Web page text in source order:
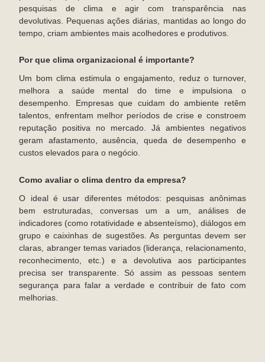
pesquisas de clima e agir com transparência nas
devolutivas. Pequenas ações diárias, mantidas ao longo do
tempo, criam ambientes mais acolhedores e produtivos.
Por que clima organizacional é importante?
Um bom clima estimula o engajamento, reduz o turnover,
melhora a saúde mental do time e impulsiona o
desempenho. Empresas que cuidam do ambiente retêm
talentos, enfrentam melhor períodos de crise e constroem
reputação positiva no mercado. Já ambientes negativos
geram afastamento, ausência, queda de desempenho e
custos elevados para o negócio.
Como avaliar o clima dentro da empresa?
O ideal é usar diferentes métodos: pesquisas anônimas
bem estruturadas, conversas um a um, análises de
indicadores (como rotatividade e absenteísmo), diálogos em
grupo e caixinhas de sugestões. As perguntas devem ser
claras, abranger temas variados (liderança, relacionamento,
reconhecimento, etc.) e a devolutiva aos participantes
precisa ser transparente. Só assim as pessoas sentem
segurança para falar a verdade e contribuir de fato com
melhorias.